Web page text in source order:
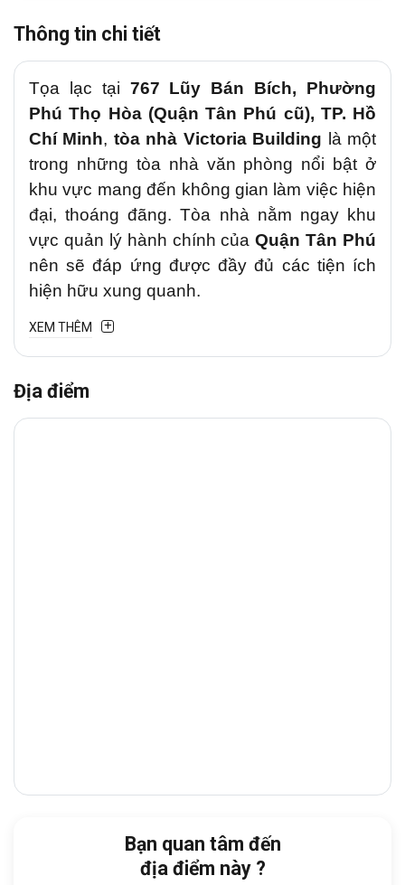
Thông tin chi tiết
Tọa lạc tại 767 Lũy Bán Bích, Phường
Phú Thọ Hòa (Quận Tân Phú cũ), TP. Hồ
Chí Minh, tòa nhà Victoria Building là một
trong những tòa nhà văn phòng nổi bật ở
khu vực mang đến không gian làm việc hiện
đại, thoáng đãng. Tòa nhà nằm ngay khu
vực quản lý hành chính củaQuận Tân Phú
nên sẽ đáp ứng được đầy đủ các tiện ích
hiện hữu xung quanh.
1. Vị trí chiến lược
đường Luỹ Bán Bích, Phường Phú Thọ
Công an Quận Tân Phú:6 phút
Aeon Mall Tân Phú: 14 phút
XEM THÊM
Địa điểm
Bạn quan tâm đến
địa điểm này ?